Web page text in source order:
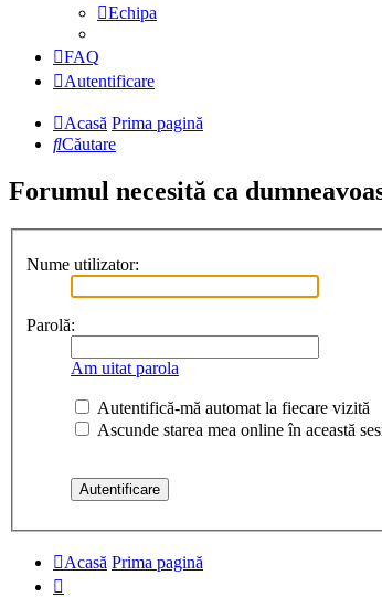
Echipa
FAQ
Autentificare
Acasă Prima pagină
Căutare
Forumul necesită ca
Nume utilizator:
Parolă:
Am uitat parola
Autentifică-mă automat la fiecare vizită
Ascunde starea mea online în această
Acasă Prima pagină